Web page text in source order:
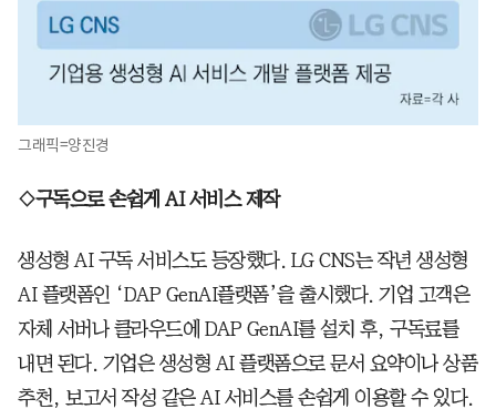
그래픽=양진경
◇구독으로 손쉽게 AI 서비스 제작
생성형 AI 구독 서비스도 등장했다. LG CNS는 작년 생성형
AI 플랫폼인 ‘DAP GenAI플랫폼’을 출시했다. 기업 고객은
자체 서버나 클라우드에 DAP GenAI를 설치 후, 구독료를
내면 된다. 기업은 생성형 AI 플랫폼으로 문서 요약이나 상품
추천, 보고서 작성 같은 AI 서비스를 손쉽게 이용할 수 있다.